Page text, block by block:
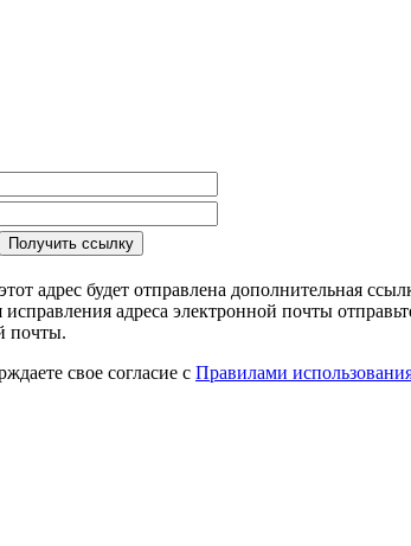
адрес будет отправлена дополнительная
адреса электронной почты
почты.
свое согласие с Правилами